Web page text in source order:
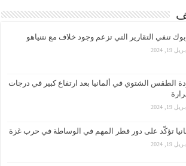
تنفي التقارير التي تزعم وجود خلاف مع نتنياهو
أبريل 19, 2024
الطقس الشتوي في ألمانيا بعد ارتفاع كبير في درجات
أبريل 19, 2024
تؤكّد على دور قطر المهم في الوساطة في حرب غزة
أبريل 19, 2024